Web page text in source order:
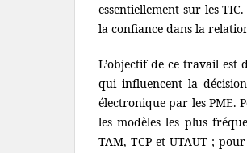
essentiellement sur les
la confiance dans la
L’objectif de ce travail est
qui influencent la
électronique par les PME.
les modèles les plus
TAM, TCP et UTAUT ;